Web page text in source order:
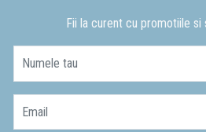
Fii la curent cu promotiile si
Numele tau
Email